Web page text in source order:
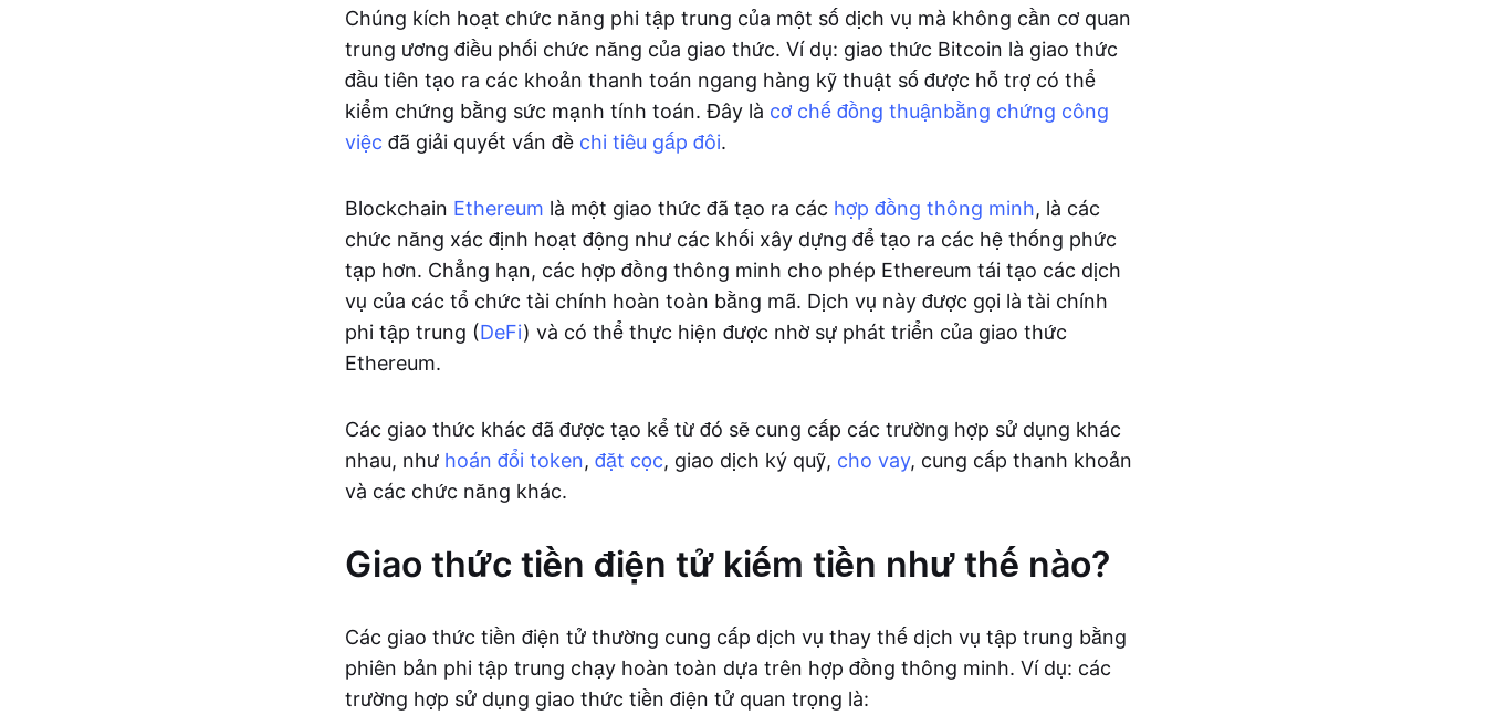
Chúng kích hoạt chức năng phi tập trung của một số dịch vụ mà không cần cơ quan
trung ương điều phối chức năng của giao thức. Ví dụ: giao thức Bitcoin là giao thức
đầu tiên tạo ra các khoản thanh toán ngang hàng kỹ thuật số được hỗ trợ có thể
kiểm chứng bằng sức mạnh tính toán. Đây là cơ chế đồng thuậnbằng chứng công
việc đã giải quyết vấn đề chi tiêu gấp đôi.
Blockchain Ethereum là một giao thức đã tạo ra các hợp đồng thông minh, là các
chức năng xác định hoạt động như các khối xây dựng để tạo ra các hệ thống phức
tạp hơn. Chẳng hạn, các hợp đồng thông minh cho phép Ethereum tái tạo các dịch
vụ của các tổ chức tài chính hoàn toàn bằng mã. Dịch vụ này được gọi là tài chính
phi tập trung (DeFi) và có thể thực hiện được nhờ sự phát triển của giao thức
Ethereum.
Các giao thức khác đã được tạo kể từ đó sẽ cung cấp các trường hợp sử dụng khác
nhau, như hoán đổi token, đặt cọc, giao dịch ký quỹ, cho vay, cung cấp thanh khoản
và các chức năng khác.
Giao thức tiền điện tử kiếm tiền như thế nào?
Các giao thức tiền điện tử thường cung cấp dịch vụ thay thế dịch vụ tập trung bằng
phiên bản phi tập trung chạy hoàn toàn dựa trên hợp đồng thông minh. Ví dụ: các
trường hợp sử dụng giao thức tiền điện tử quan trọng là: